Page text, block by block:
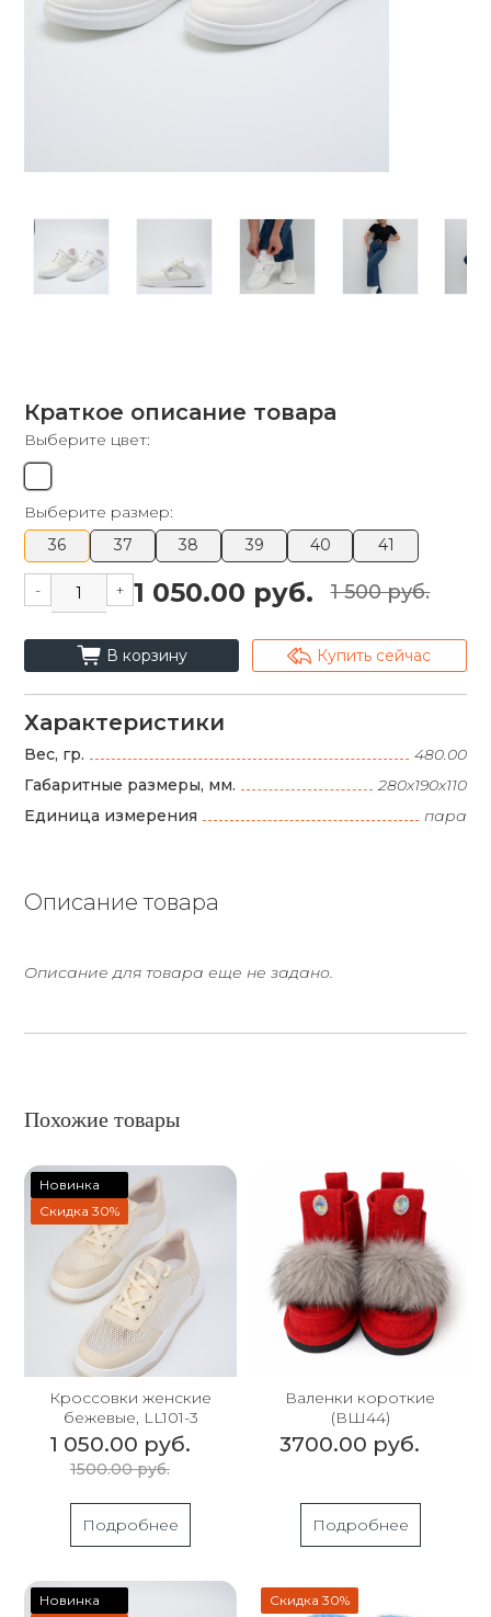
Краткое описание товара
Выберите цвет:
Выберите размер:
36
37 38 39 40 41
- + 1 050.00 руб. 1 500 руб.
cart_fill В корзину arrowshape_turn_up_left_2 Купить сейчас
Характеристики
Вес, гр.
480.00
Габаритные размеры, мм.
280х190х110
Единица измерения
пара
Описание товара
Описание для товара еще не задано.
Похожие товары
Новинка
Скидка 30%
Кроссовки женские
бежевые, LL101-3
1 050.00 руб.
1500.00 руб.
Подробнее
Валенки короткие
(ВШ44)
3700.00 руб.
Подробнее
Новинка Скидка 30%